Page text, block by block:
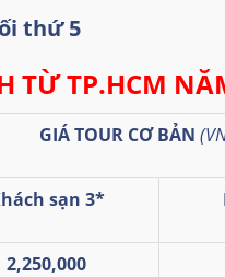
thứ 5
TỪ TP.HCM
GIÁ TOUR CƠ BẢN
sạn 3*
2,250,000